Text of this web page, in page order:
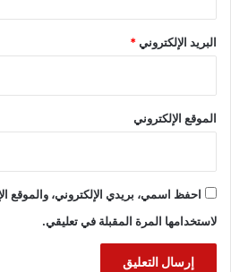
البريد الإلكتروني*
الموقع الإلكتروني
احفظ اسمي، بريدي الإلكتروني، والموقع
لاستخدامها المرة المقبلة في تعليقي.